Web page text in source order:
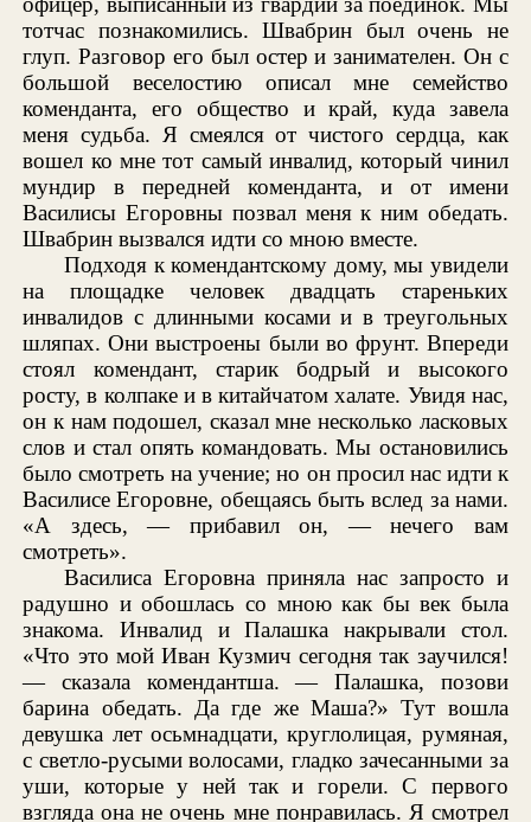
тотчас познакомились. Швабрин был очень не
глуп. Разговор его был остер и занимателен. Он с
большой веселостию описал мне семейство
коменданта, его общество и край, куда завела
меня судьба. Я смеялся от чистого сердца, как
вошел ко мне тот самый инвалид, который чинил
мундир в передней коменданта, и от имени
Василисы Егоровны позвал меня к ним обедать.
Швабрин вызвался идти со мною вместе.
Подходя к комендантскому дому, мы увидели
на площадке человек двадцать стареньких
инвалидов с длинными косами и в треугольных
шляпах. Они выстроены были во фрунт. Впереди
стоял комендант, старик бодрый и высокого
росту, в колпаке и в китайчатом халате. Увидя нас,
он к нам подошел, сказал мне несколько ласковых
слов и стал опять командовать. Мы остановились
было смотреть на учение; но он просил нас идти к
Василисе Егоровне, обещаясь быть вслед за нами.
«А здесь, — прибавил он, — нечего вам
смотреть».
Василиса Егоровна приняла нас запросто и
радушно и обошлась со мною как бы век была
знакома. Инвалид и Палашка накрывали стол.
«Что это мой Иван Кузмич сегодня так заучился!
— сказала комендантша. — Палашка, позови
барина обедать. Да где же Маша?» Тут вошла
девушка лет осьмнадцати, круглолицая, румяная,
с светло-русыми волосами, гладко зачесанными за
уши, которые у ней так и горели. С первого
взгляда она не очень мне понравилась. Я смотрел